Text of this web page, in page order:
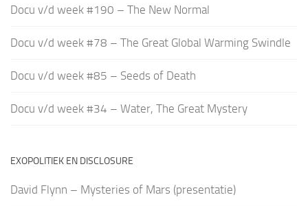
Docu v/d week #190 – The New Normal
Docu v/d week #78 – The Great Global Warming Swindle
Docu v/d week #85 – Seeds of Death
Docu v/d week #34 – Water, The Great Mystery
EXOPOLITIEK EN DISCLOSURE
David Flynn – Mysteries of Mars (presentatie)